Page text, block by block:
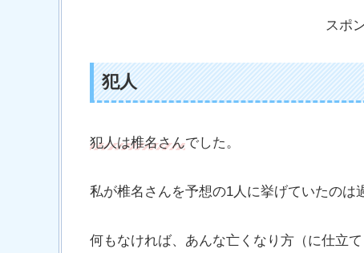
スポ
犯人
犯人は椎名さんでした。
私が椎名さんを予想の1人に挙げていたのは
何もなければ、あんな亡くなり方（に仕立